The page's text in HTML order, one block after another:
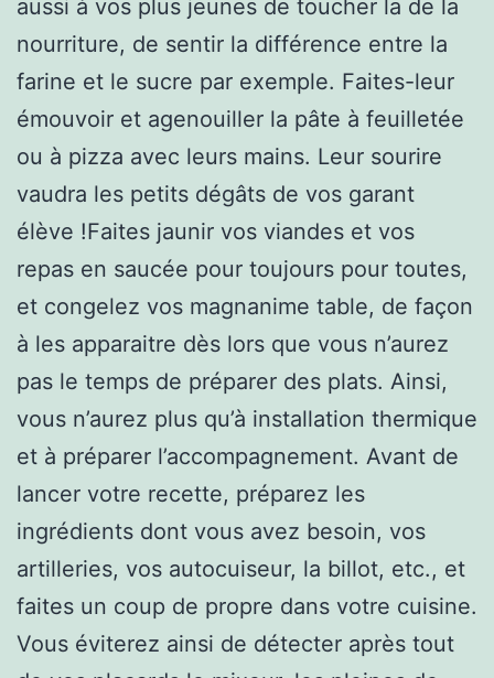
aussi à vos plus jeunes de toucher la de la
nourriture, de sentir la différence entre la
farine et le sucre par exemple. Faites-leur
émouvoir et agenouiller la pâte à feuilletée
ou à pizza avec leurs mains. Leur sourire
vaudra les petits dégâts de vos garant
élève !Faites jaunir vos viandes et vos
repas en saucée pour toujours pour toutes,
et congelez vos magnanime table, de façon
à les apparaitre dès lors que vous n’aurez
pas le temps de préparer des plats. Ainsi,
vous n’aurez plus qu’à installation thermique
et à préparer l’accompagnement. Avant de
lancer votre recette, préparez les
ingrédients dont vous avez besoin, vos
artilleries, vos autocuiseur, la billot, etc., et
faites un coup de propre dans votre cuisine.
Vous éviterez ainsi de détecter après tout